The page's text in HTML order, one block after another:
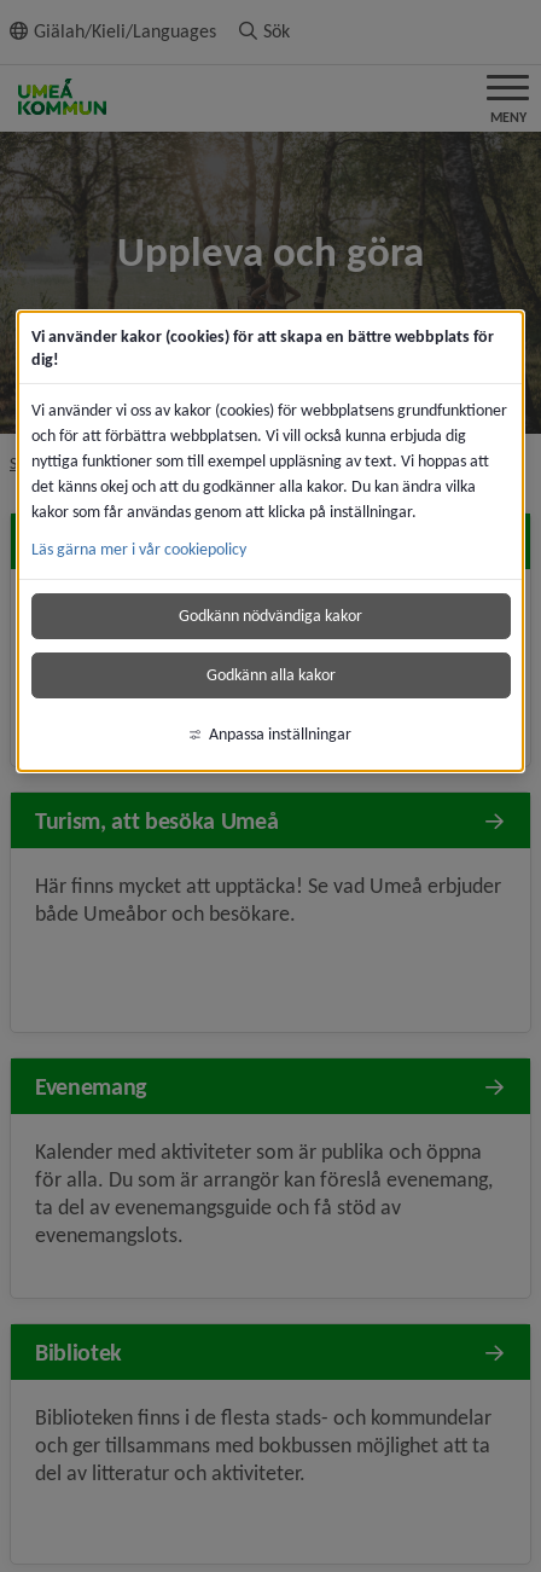
innehållet
Giälah/Kieli/Languages Sök
MENY
Uppleva och göra
Startsida Uppleva och göranivå i brödsmulenavigeringen
Hitta snabbt
Aktiviteter, allmänhetens tider
Fritidsgårdar
Fritid, funktionsnedsättning
Boka anläggning
Turism, att besöka Umeå
Här finns mycket att upptäcka! Se vad Umeå erbjuder
både Umeåbor och besökare.
Evenemang
Kalender med aktiviteter som är publika och öppna
för alla. Du som är arrangör kan föreslå evenemang,
ta del av evenemangsguide och få stöd av
evenemangslots.
Bibliotek
Biblioteken finns i de flesta stads- och kommundelar
och ger tillsammans med bokbussen möjlighet att ta
del av litteratur och aktiviteter.
Vi använder kakor (cookies) för att skapa en bättre webbplats för
dig!
Vi använder vi oss av kakor (cookies) för webbplatsens grundfunktioner
och för att förbättra webbplatsen. Vi vill också kunna erbjuda dig
nyttiga funktioner som till exempel uppläsning av text. Vi hoppas att
det känns okej och att du godkänner alla kakor. Du kan ändra vilka
kakor som får användas genom att klicka på inställningar.
Läs gärna mer i vår cookiepolicy
Godkänn nödvändiga kakor
Godkänn alla kakor
Anpassa inställningar